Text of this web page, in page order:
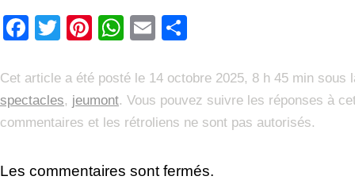
Facebook
TwitterPinterest
WhatsApp
Email
Cet article a été posté le 14 octobre 2025, 8 h 45 min sous
spectacles, jeumont. Vous pouvez suivre les réponses à
commentaires et les rétroliens ne sont pas autorisés.
Les commentaires sont fermés.